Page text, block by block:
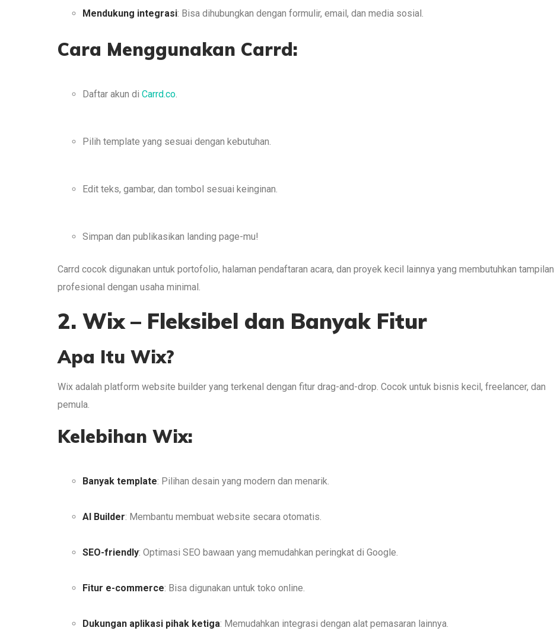
Mendukung integrasi: Bisa dihubungkan dengan formulir, email, dan media sosial.
Cara Menggunakan Carrd:
Daftar akun di Carrd.co.
Pilih template yang sesuai dengan kebutuhan.
Edit teks, gambar, dan tombol sesuai keinginan.
Simpan dan publikasikan landing page-mu!
Carrd cocok digunakan untuk portofolio, halaman pendaftaran acara, dan proyek kecil lainnya yang membutuhkan tampilan
profesional dengan usaha minimal.
2. Wix – Fleksibel dan Banyak Fitur
Apa Itu Wix?
Wix adalah platform website builder yang terkenal dengan fitur drag-and-drop. Cocok untuk bisnis kecil, freelancer, dan
pemula.
Kelebihan Wix:
Banyak template: Pilihan desain yang modern dan menarik.
AI Builder: Membantu membuat website secara otomatis.
SEO-friendly: Optimasi SEO bawaan yang memudahkan peringkat di Google.
Fitur e-commerce: Bisa digunakan untuk toko online.
Dukungan aplikasi pihak ketiga: Memudahkan integrasi dengan alat pemasaran lainnya.